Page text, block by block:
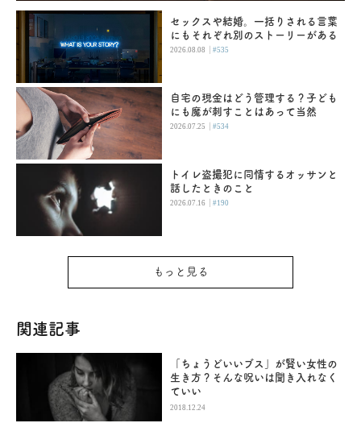
セックスや結婚。一括りされる言葉
にもそれぞれ別のストーリーがある
2026.08.08 |#535
自宅の現金はどう管理する？子ども
にも魔が刺すことはあって当然
2026.07.25 |#534
トイレ盗撮犯に同情するオッサンと
話したときのこと
2026.07.16 |#190
もっと見る
関連記事
「ちょうどいいブス」が賢い女性の
生き方？そんな呪いは聞き入れなく
ていい
2018.12.24